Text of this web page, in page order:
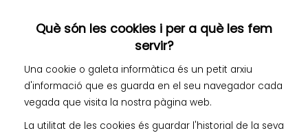
Què són les cookies i per a què les fem
servir?
Una cookie o galeta informàtica és un petit arxiu
d'informació que es guarda en el seu navegador cada
vegada que visita la nostra pàgina web.
La utilitat de les cookies és guardar l'historial de la seva